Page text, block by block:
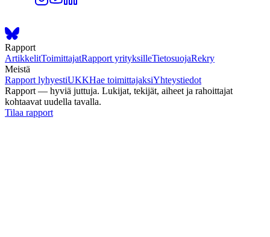
Rapport
ArtikkelitToimittajatRapport yrityksilleTietosuojaRekry
Meistä
Rapport lyhyestiUKKHae toimittajaksiYhteystiedot
Rapport — hyviä juttuja. Lukijat, tekijät, aiheet ja rahoittajat
kohtaavat uudella tavalla.
Tilaa rapport